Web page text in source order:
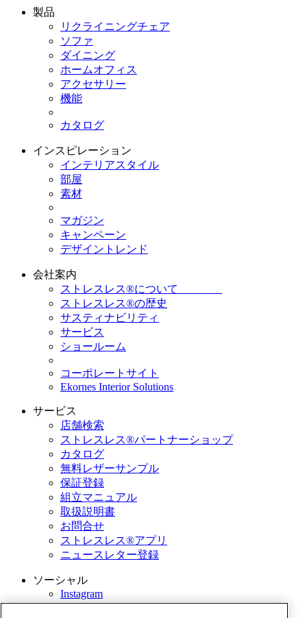
製品
リクライニングチェア
ソファ
ダイニング
ホームオフィス
アクセサリー
機能
カタログ
インスピレーション
インテリアスタイル
部屋
素材
マガジン
キャンペーン
デザイントレンド
会社案内
ストレスレス®について
ストレスレス®の歴史
サスティナビリティ
サービス
ショールーム
コーポレートサイト
Ekornes Interior Solutions
サービス
店舗検索
ストレスレス®パートナーショップ
カタログ
無料レザーサンプル
保証登録
組立マニュアル
取扱説明書
お問合せ
ストレスレス®アプリ
ニュースレター登録
ソーシャル
Instagram
YouTube